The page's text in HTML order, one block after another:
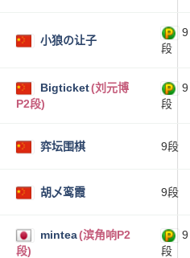
小狼の让子
9
段
Bigticket(刘元博
P2段)
9
段
弈坛围棋 9段
胡乄鸾霞 9段
mintea(滨角响P2
段)
9
段